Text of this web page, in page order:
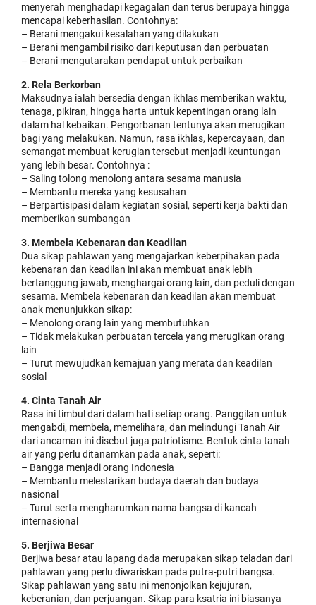
menyerah menghadapi kegagalan dan terus berupaya hingga
mencapai keberhasilan. Contohnya:
– Berani mengakui kesalahan yang dilakukan
– Berani mengambil risiko dari keputusan dan perbuatan
– Berani mengutarakan pendapat untuk perbaikan
2. Rela Berkorban
Maksudnya ialah bersedia dengan ikhlas memberikan waktu,
tenaga, pikiran, hingga harta untuk kepentingan orang lain
dalam hal kebaikan. Pengorbanan tentunya akan merugikan
bagi yang melakukan. Namun, rasa ikhlas, kepercayaan, dan
semangat membuat kerugian tersebut menjadi keuntungan
yang lebih besar. Contohnya :
– Saling tolong menolong antara sesama manusia
– Membantu mereka yang kesusahan
– Berpartisipasi dalam kegiatan sosial, seperti kerja bakti dan
memberikan sumbangan
3. Membela Kebenaran dan Keadilan
Dua sikap pahlawan yang mengajarkan keberpihakan pada
kebenaran dan keadilan ini akan membuat anak lebih
bertanggung jawab, menghargai orang lain, dan peduli dengan
sesama. Membela kebenaran dan keadilan akan membuat
anak menunjukkan sikap:
– Menolong orang lain yang membutuhkan
– Tidak melakukan perbuatan tercela yang merugikan orang
lain
– Turut mewujudkan kemajuan yang merata dan keadilan
sosial
4. Cinta Tanah Air
Rasa ini timbul dari dalam hati setiap orang. Panggilan untuk
mengabdi, membela, memelihara, dan melindungi Tanah Air
dari ancaman ini disebut juga patriotisme. Bentuk cinta tanah
air yang perlu ditanamkan pada anak, seperti:
– Bangga menjadi orang Indonesia
– Membantu melestarikan budaya daerah dan budaya
nasional
– Turut serta mengharumkan nama bangsa di kancah
internasional
5. Berjiwa Besar
Berjiwa besar atau lapang dada merupakan sikap teladan dari
pahlawan yang perlu diwariskan pada putra-putri bangsa.
Sikap pahlawan yang satu ini menonjolkan kejujuran,
keberanian, dan perjuangan. Sikap para ksatria ini biasanya